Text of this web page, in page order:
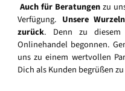
Auch für Beratungenzu
Verfügung. Unsere
zurück. Denn zu
Onlinehandel begonnen.
uns zu einem wertvollen
Dich als Kunden begrüßen